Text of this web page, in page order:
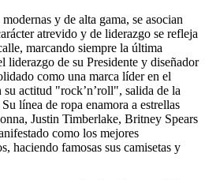
y de alta gama, se asocian
atrevido y de liderazgo se refleja
marcando siempre la última
liderazgo de su Presidente y diseñador
como una marca líder en el
actitud "rock’n’roll", salida de la
línea de ropa enamora a estrellas
Justin Timberlake, Britney Spears
como los mejores
haciendo famosas sus camisetas y